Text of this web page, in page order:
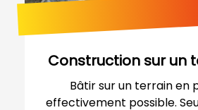
Construction sur un
Bâtir sur un terrain en
effectivement possible.